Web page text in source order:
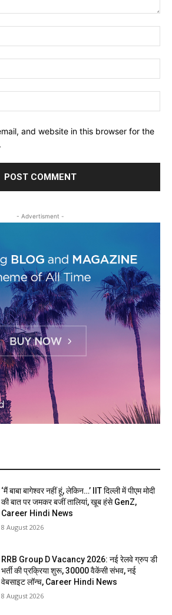
and website in this browser for the
- Advertisment -
‘मैं बाबा बागेश्वर नहीं हूं, लेकिन…’ IIT दिल्ली में पीएम मोदी
की बात पर जमकर बजीं तालियां, खूब हंसे GenZ,
Career Hindi News
8 August 2026
RRB Group D Vacancy 2026: नई रेलवे ग्रुप डी
भर्ती की प्रक्रिया शुरू, 30000 वैकेंसी संभव, नई
वेबसाइट लॉन्च, Career Hindi News
8 August 2026